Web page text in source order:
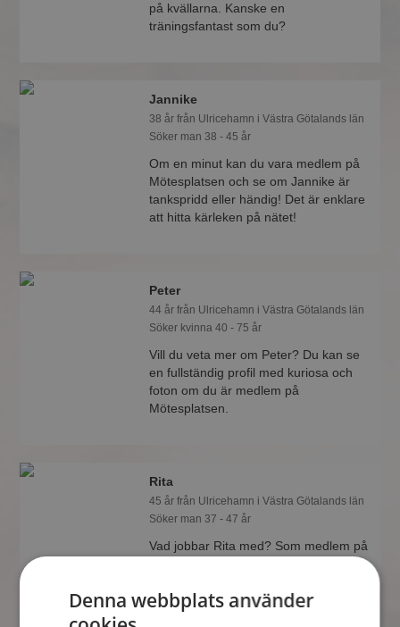
på kvällarna. Kanske en
träningsfantast som du?
Jannike
38 år från Ulricehamn i Västra Götalands län
Söker man 38 - 45 år
Om en minut kan du vara medlem på
Mötesplatsen och se om Jannike är
tankspridd eller händig! Det är enklare
att hitta kärleken på nätet!
Peter
44 år från Ulricehamn i Västra Götalands län
Söker kvinna 40 - 75 år
Vill du veta mer om Peter? Du kan se
en fullständig profil med kuriosa och
foton om du är medlem på
Mötesplatsen.
Rita
45 år från Ulricehamn i Västra Götalands län
Söker man 37 - 47 år
Vad jobbar Rita med? Som medlem på
Denna webbplats använder